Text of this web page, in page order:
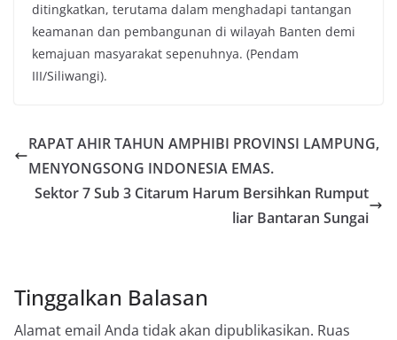
ditingkatkan, terutama dalam menghadapi tantangan
keamanan dan pembangunan di wilayah Banten demi
kemajuan masyarakat sepenuhnya. (Pendam
III/Siliwangi).
RAPAT AHIR TAHUN AMPHIBI PROVINSI LAMPUNG,
MENYONGSONG INDONESIA EMAS.
Sektor 7 Sub 3 Citarum Harum Bersihkan Rumput
liar Bantaran Sungai
Tinggalkan Balasan
Alamat email Anda tidak akan dipublikasikan. Ruas